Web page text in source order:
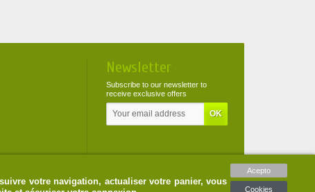
votre navigation, actualiser votre panier, vous
Acepto
Cookies
Newsletter
Subscribe to our newsletter to
receive exclusive offers